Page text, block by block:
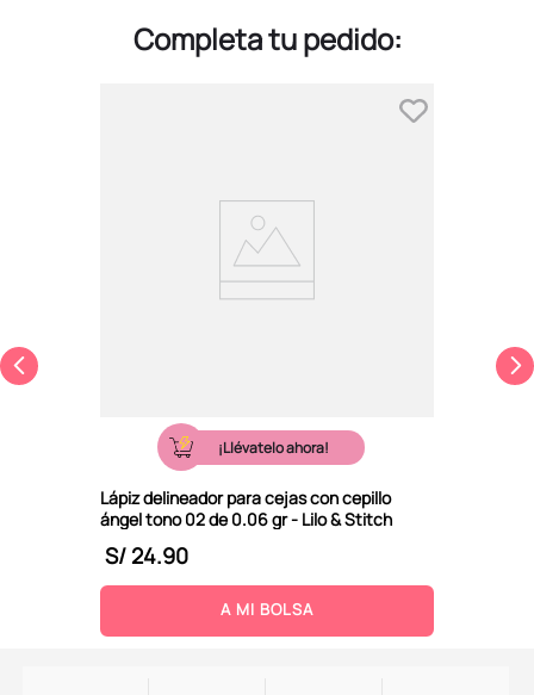
Completa tu pedido:
¡Llévatelo ahora!
Lápiz delineador para cejas con cepillo
ángel tono 02 de 0.06 gr - Lilo & Stitch
S/ 24.90
A MI BOLSA